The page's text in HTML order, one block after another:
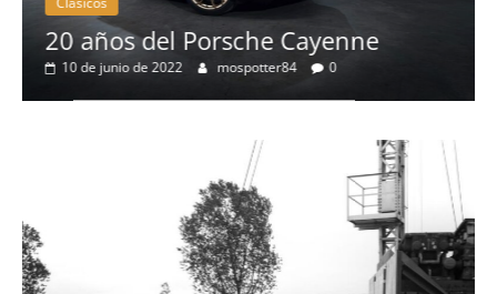
Clásicos
20 años del Porsche Cayenne
10 de junio de 2022 mospotter84